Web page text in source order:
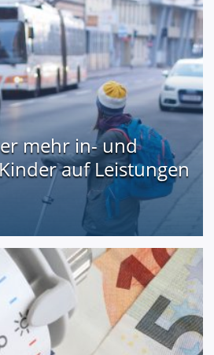
mehr in- und
auf Leistungen